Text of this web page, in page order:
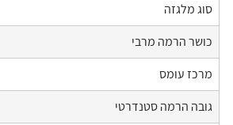
סוג מלגזה
כושר הרמה מרבי
מרכז עומס
גובה הרמה סטנדרטי